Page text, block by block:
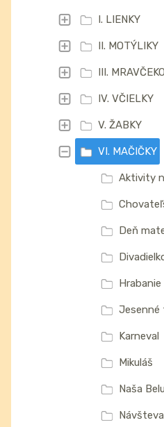
I. LIENKY
II. MOTÝLIKY
III.
IV. VČIELKY
V. ŽABKY
VI. MAČIČKY
Aktivity
Deň
Jesenné
Karneval
Mikuláš
Naša